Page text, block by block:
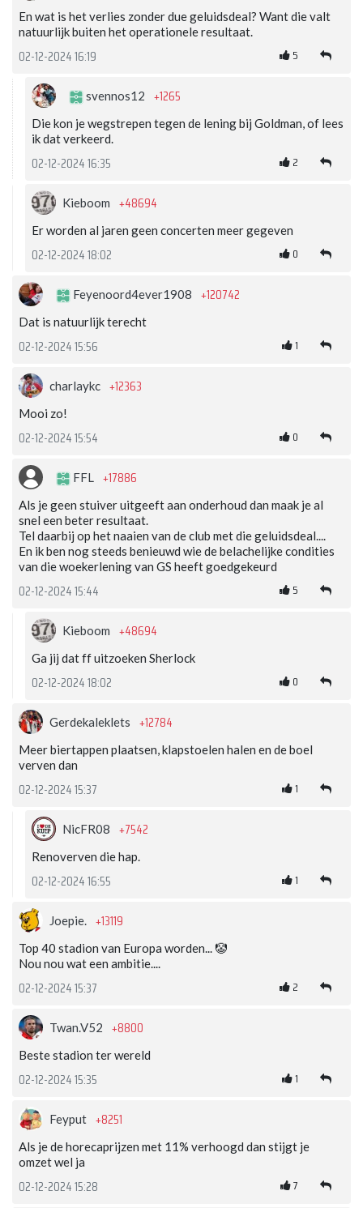
En wat is het verlies zonder due geluidsdeal? Want die valt
natuurlijk buiten het operationele resultaat.
02-12-2024 16:19 5
svennos12 +1265
Die kon je wegstrepen tegen de lening bij Goldman, of lees
ik dat verkeerd.
02-12-2024 16:35 2
Kieboom +48694
Er worden al jaren geen concerten meer gegeven
02-12-2024 18:02 0
Feyenoord4ever1908 +120742
Dat is natuurlijk terecht
02-12-2024 15:56 1
charlaykc +12363
Mooi zo!
02-12-2024 15:54 0
FFL +17886
Als je geen stuiver uitgeeft aan onderhoud dan maak je al
snel een beter resultaat.
Tel daarbij op het naaien van de club met die geluidsdeal....
En ik ben nog steeds benieuwd wie de belachelijke condities
van die woekerlening van GS heeft goedgekeurd
02-12-2024 15:44 5
Kieboom +48694
Ga jij dat ff uitzoeken Sherlock
02-12-2024 18:02 0
Gerdekaleklets +12784
Meer biertappen plaatsen, klapstoelen halen en de boel
verven dan
02-12-2024 15:37 1
NicFR08 +7542
Renoverven die hap.
02-12-2024 16:55 1
Joepie. +13119
Top 40 stadion van Europa worden... 🤡
Nou nou wat een ambitie....
02-12-2024 15:37 2
Twan.V52 +8800
Beste stadion ter wereld
02-12-2024 15:35 1
Feyput +8251
Als je de horecaprijzen met 11% verhoogd dan stijgt je
omzet wel ja
02-12-2024 15:28 7